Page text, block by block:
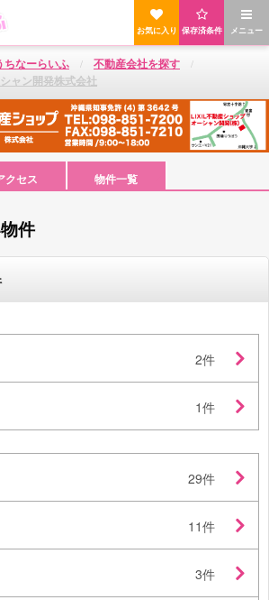
メニュー
保存済条件
お気に入り
ちなーらいふ
不動産会社を探す
ャン開発株式会社
クセス 物件一覧
件
2件
1件
29件
11件
3件